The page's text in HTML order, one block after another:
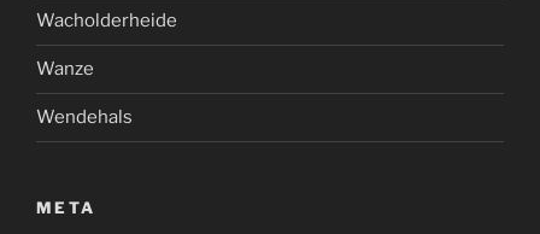
Wacholderheide
Wanze
Wendehals
META